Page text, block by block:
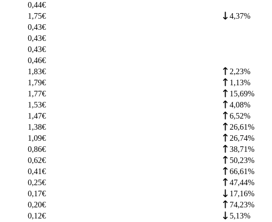
0,44€
1,75€ 4,37%
0,43€
0,43€
0,43€
0,46€
1,83€ 2,23%
1,79€ 1,13%
1,77€ 15,69%
1,53€ 4,08%
1,47€ 6,52%
1,38€ 26,61%
1,09€ 26,74%
0,86€ 38,71%
0,62€ 50,23%
0,41€ 66,61%
0,25€ 47,44%
0,17€ 17,16%
0,20€ 74,23%
0,12€ 5,13%